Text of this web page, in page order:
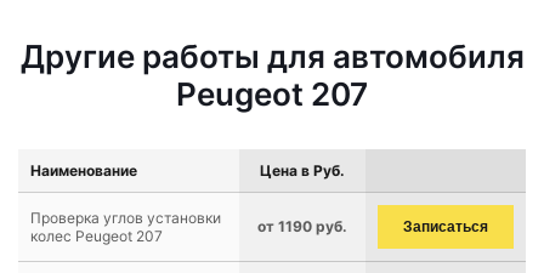
Другие работы для автомобиля
Peugeot 207
Наименование Цена в Руб.
Проверка углов установки
колес Peugeot 207
от 1190 руб. Записаться